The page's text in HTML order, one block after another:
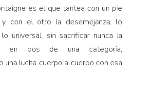
es el que tantea con un pie
con el otro la desemejanza, lo
universal, sin sacrificar nunca la
en pos de una categoría,
una lucha cuerpo a cuerpo con esa